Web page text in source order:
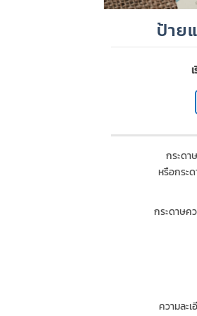
ป้าย
กระดา
หรือกระ
กระดาษค
ความละ